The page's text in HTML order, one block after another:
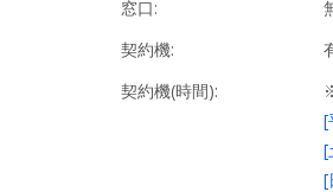
窓口:
契約機:
契約機(時間):
[
[
[